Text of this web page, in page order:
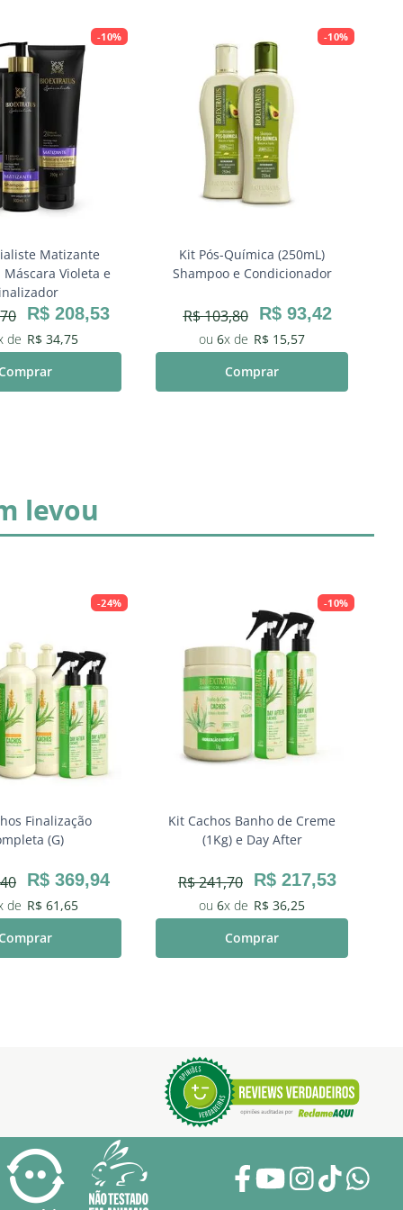
-10%
Matizante
Violeta e
70 R$ 208,53
R$ 34,75
-10%
Kit Pós-Química (250mL)
Shampoo e Condicionador
R$103,80 R$ 93,42
6 R$ 15,57
Comprar
levou
-24%
Finalização
(G)
40 R$ 369,94
R$ 61 ,65
-10%
Kit Cachos Banho de Creme
(1Kg) e Day After
R$241,70 R$ 217,53
6 R$ 36,25
Comprar